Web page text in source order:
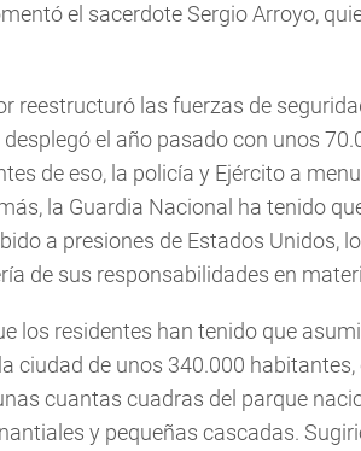
el sacerdote Sergio Arroyo,
reestructuró las fuerzas de
el año pasado con unos
de eso, la policía y Ejército a
la Guardia Nacional ha tenido
a presiones de Estados Unidos,
de sus responsabilidades en
los residentes han tenido que
ciudad de unos 340.000
cuantas cuadras del parque
y pequeñas cascadas.